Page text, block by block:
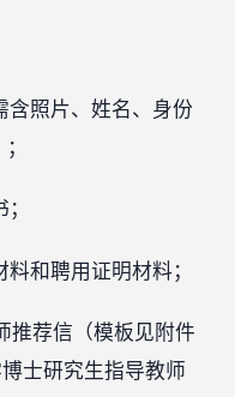
含照片、姓名、身份
和聘用证明材料；
推荐信（模板见附件
士研究生指导教师